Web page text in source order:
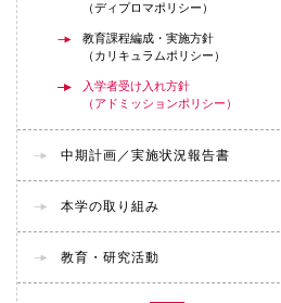
（ディプロマポリシー）
教育課程編成・実施方針
（カリキュラムポリシー）
入学者受け入れ方針
（アドミッションポリシー）
中期計画／実施状況報告書
本学の取り組み
教育・研究活動